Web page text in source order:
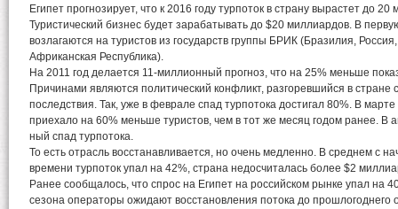
Египет прогнозирует, что к 2016 году турпоток в страну вырастет до 20
Туристический бизнес будет зарабатывать до $20 миллиардов. В
возлагаются на туристов из государств группы БРИК (Бразилия,
Африканская Республика).
На 2011 год делается 11-миллионный прогноз, что на 25% меньше
Причинами являются политический конфликт, разгоревшийся в стране
последствия. Так, уже в феврале спад турпотока достигал 80%. В марте
приехало на 60% меньше туристов, чем в тот же месяц годом ранее. В
ный спад турпотока.
То есть отрасль восстанавливается, но очень медленно. В среднем с
времени турпоток упал на 42%, страна недосчиталась более $2
Ранее сообщалось, что спрос на Египет на российском рынке упал на
сезона операторы ожидают восстановления потока до прошлогоднего